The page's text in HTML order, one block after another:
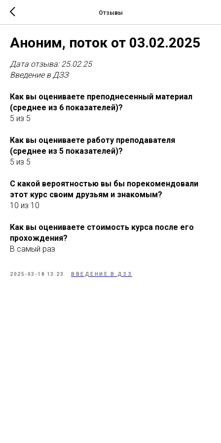
Отзывы
Аноним, поток от 03.02.2025
Дата отзыва: 25.02.25
Введение в ДЗЗ
Как вы оцениваете преподнесенный материал
(среднее из 6 показателей)?
5 из 5
Как вы оцениваете работу преподавателя
(среднее из 5 показателей)?
5 из 5
С какой вероятностью вы бы порекомендовали
этот курс своим друзьям и знакомым?
10 из 10
Как вы оцениваете стоимость курса после его
прохождения?
В самый раз
2025-03-18 13:23 ВВЕДЕНИЕ В ДЗЗ